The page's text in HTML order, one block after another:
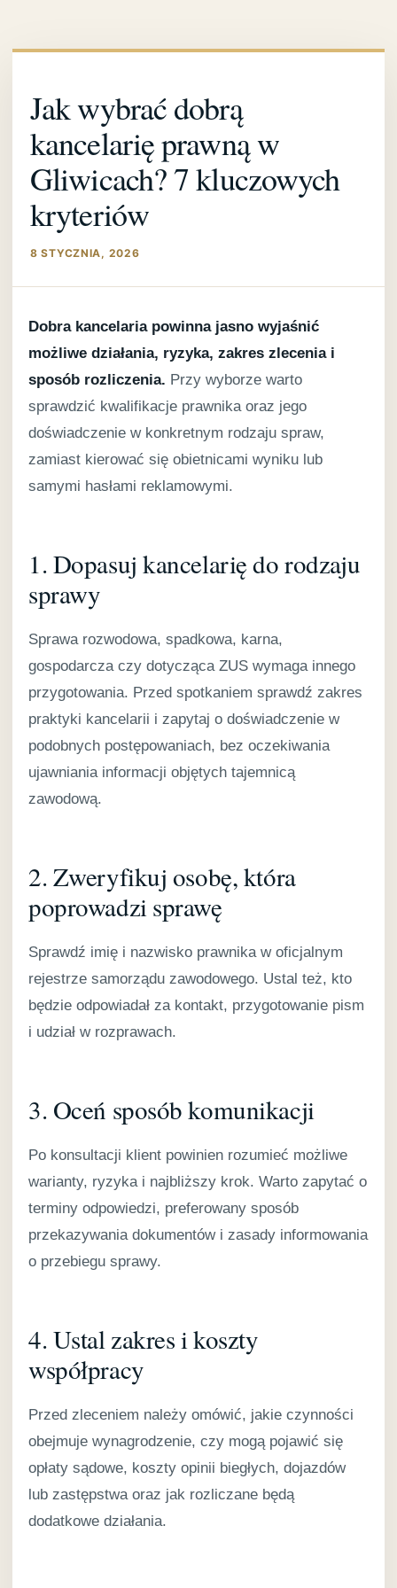
Jak wybrać dobrą
kancelarię prawną w
Gliwicach? 7 kluczowych
kryteriów
8 STYCZNIA, 2026
Dobra kancelaria powinna jasno wyjaśnić
możliwe działania, ryzyka, zakres zlecenia i
sposób rozliczenia. Przy wyborze warto
sprawdzić kwalifikacje prawnika oraz jego
doświadczenie w konkretnym rodzaju spraw,
zamiast kierować się obietnicami wyniku lub
samymi hasłami reklamowymi.
1. Dopasuj kancelarię do rodzaju
sprawy
Sprawa rozwodowa, spadkowa, karna,
gospodarcza czy dotycząca ZUS wymaga innego
przygotowania. Przed spotkaniem sprawdź zakres
praktyki kancelarii i zapytaj o doświadczenie w
podobnych postępowaniach, bez oczekiwania
ujawniania informacji objętych tajemnicą
zawodową.
2. Zweryfikuj osobę, która
poprowadzi sprawę
Sprawdź imię i nazwisko prawnika w oficjalnym
rejestrze samorządu zawodowego. Ustal też, kto
będzie odpowiadał za kontakt, przygotowanie pism
i udział w rozprawach.
3. Oceń sposób komunikacji
Po konsultacji klient powinien rozumieć możliwe
warianty, ryzyka i najbliższy krok. Warto zapytać o
terminy odpowiedzi, preferowany sposób
przekazywania dokumentów i zasady informowania
o przebiegu sprawy.
4. Ustal zakres i koszty
współpracy
Przed zleceniem należy omówić, jakie czynności
obejmuje wynagrodzenie, czy mogą pojawić się
opłaty sądowe, koszty opinii biegłych, dojazdów
lub zastępstwa oraz jak rozliczane będą
dodatkowe działania.